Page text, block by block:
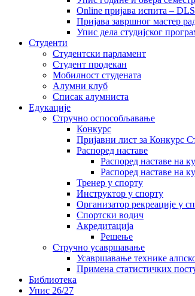
Online пријава испита –
Пријава завршног мастер
Упис дела студијског
Студенти
Студентски парламент
Студент продекан
Мобилност студената
Алумни клуб
Списак алумниста
Едукације
Стручно оспособљавање
Конкурс
Пријавни лист за Конкурс
Распоред наставе
Распоред наставе
Распоред наставе
Тренер у спорту
Инструктор у спорту
Организатор рекреације у
Спортски водич
Акредитација
Решење
Стручно усавршавање
Усавршавање технике
Примена статистичких
Библиотека
Упис 26/27